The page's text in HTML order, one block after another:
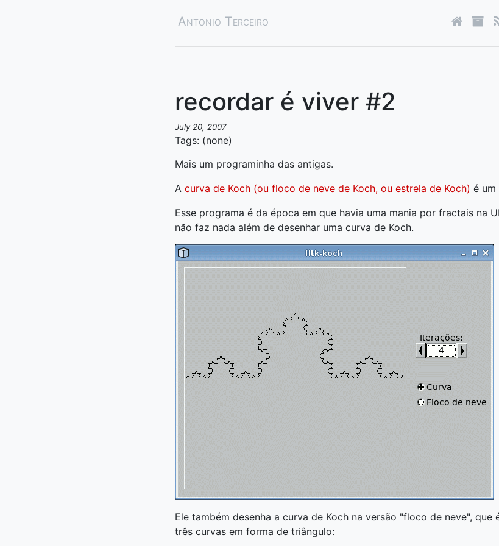
Antonio Terceiro
recordar é viver #2
July 20, 2007
Tags: (none)
Mais um programinha das antigas.
A curva de Koch (ou floco de neve de Koch, ou estrela de Koch) é um
Esse programa é da época em que havia uma mania por fractais na
não faz nada além de desenhar uma curva de Koch.
Ele também desenha a curva de Koch na versão "floco de neve", que
três curvas em forma de triângulo: